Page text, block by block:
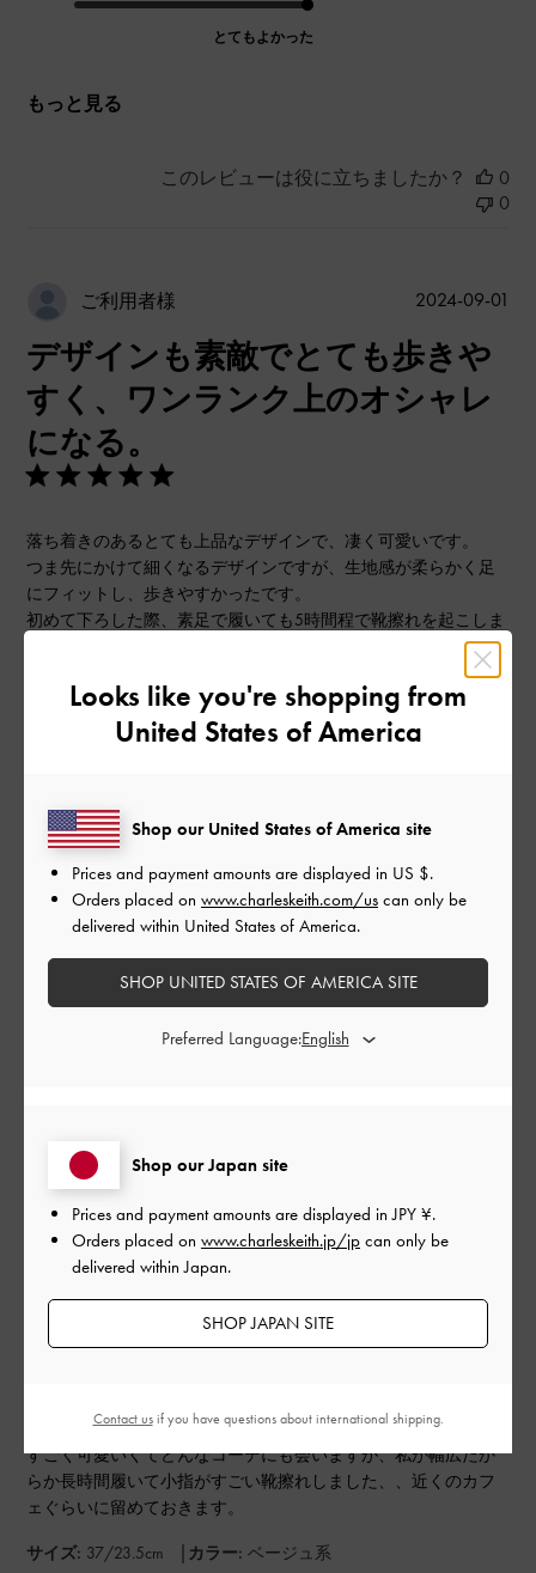
とてもよかった
もっと見る
このレビューは役に立ちましたか？
0
0
ご利用者様
デザインも素敵でとても歩きや
すく、ワンランク上のオシャレ
になる。
落ち着きのあるとても上品なデザインで、凄く可愛いです。
つま先にかけて細くなるデザインですが、生地感が柔らかく足
にフィットし、歩きやすかったです。
初めて下ろした際、素足で履いても5時間程で靴擦れを起こしま
数十分程度で歩けなくなる事を危惧していましたが、そんな事
はありませんでした。
2回目からはより一層足に馴染み、とても歩きやすくなりまし
サイズ: 37/23.5cm
デザイン
とてもよかった
とてもよかった
2024-09-01
このレビューは役に立ちましたか？
ご利用者様
すごく可愛いです
すごく可愛いくてどんなコーデにも会いますが、私が幅広だか
らか長時間履いて小指がすごい靴擦れしました、、近くのカフ
ェぐらいに留めておきます。
サイズ: 37/23.5cm | カラー: ベージュ系
2024-08-01
Looks like you're shopping from
United States of America
Shop our Japan site
Prices and payment amounts are displayed inJPY ¥.
Orders placed on www.charleskeith.jp/jp can only be
delivered within Japan.
SHOP JAPAN SITE
Shop our United States of America site
Prices and payment amounts are displayed in US $.
Orders placed on www.charleskeith.com/us can only be
delivered within United States of America.
SHOP UNITED STATES OF AMERICA SITE
Preferred Language:
Contact usif you have questions about international shipping.